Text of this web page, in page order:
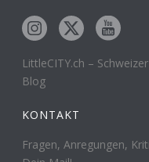
LittleCITY.ch –
Blog
KONTAKT
Fragen, Anregungen,